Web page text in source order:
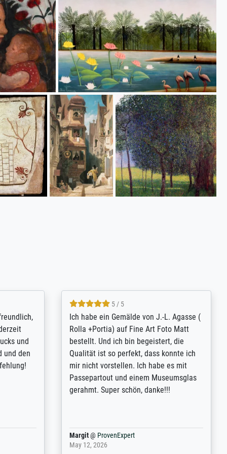
is
go-to
on -
4.8 / 5
Qualité absolument irréprochable.
Extraordinaire diversité des thèmes
abordés et personnalisation des
demandes (recadrage, réajustement des
couleurs). Relation clientèle parfaite.
Transport, réception sans aucun
problème. Merci à toute l'équipe ! Hervé
Anonym@ProvenExpert
March 31, 2025